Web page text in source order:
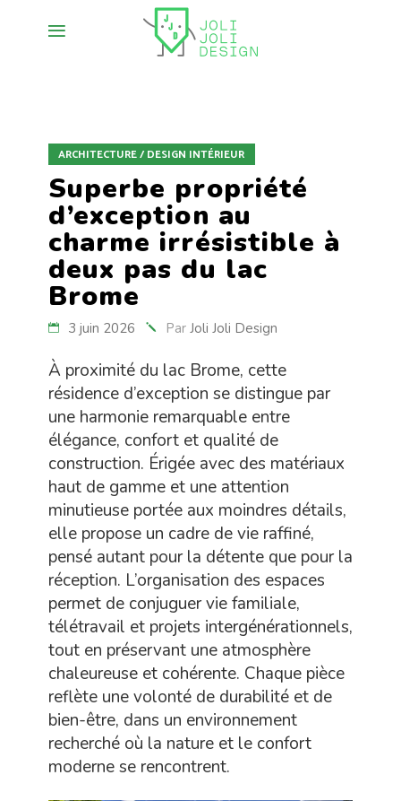
ARCHITECTURE / DESIGN INTÉRIEUR
Superbe propriété
d’exception au
charme irrésistible à
deux pas du lac
Brome
3 juin 2026 Par Joli Joli Design
À proximité du lac Brome, cette
résidence d’exception se distingue par
une harmonie remarquable entre
élégance, confort et qualité de
construction. Érigée avec des matériaux
haut de gamme et une attention
minutieuse portée aux moindres détails,
elle propose un cadre de vie raffiné,
pensé autant pour la détente que pour la
réception. L’organisation des espaces
permet de conjuguer vie familiale,
télétravail et projets intergénérationnels,
tout en préservant une atmosphère
chaleureuse et cohérente. Chaque pièce
reflète une volonté de durabilité et de
bien-être, dans un environnement
recherché où la nature et le confort
moderne se rencontrent.